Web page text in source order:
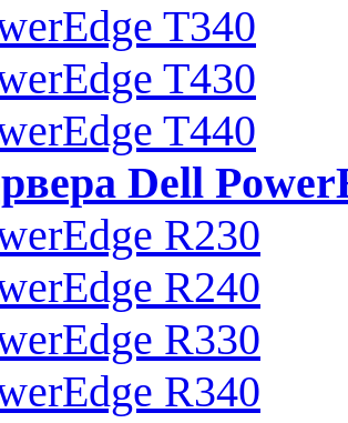
T340
T430
T440
Dell
R230
R240
R330
R340